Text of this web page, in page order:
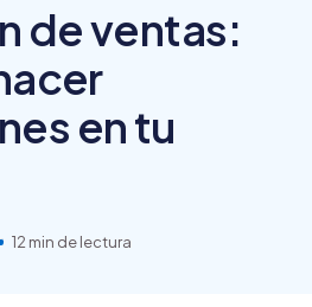
de ventas:
en tu
12 min de lectura